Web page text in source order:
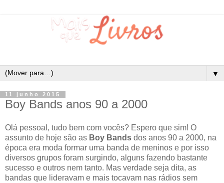
▼
11 junho 2015
Boy Bands anos 90 a 2000
Olá pessoal, tudo bem com vocês? Espero que sim! O
assunto de hoje são as Boy Bands dos anos 90 a 2000, na
época era moda formar uma banda de meninos e por isso
diversos grupos foram surgindo, alguns fazendo bastante
sucesso e outros nem tanto. Mas verdade seja dita, as
bandas que lideravam e mais tocavam nas rádios sem